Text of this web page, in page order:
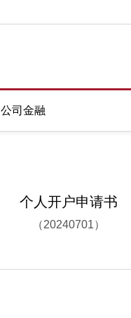
公司金融
个人开户申请书
（20240701）